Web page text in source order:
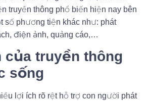
truyền thông phổ biến hiện nay bên
số phương tiện khác như: phát
, điện ảnh, quảng cáo,…
của truyền thông
sống
lợi ích rõ rệt hỗ trợ con người phát